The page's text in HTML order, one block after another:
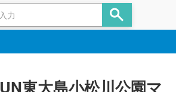
東大島小松川公園マ